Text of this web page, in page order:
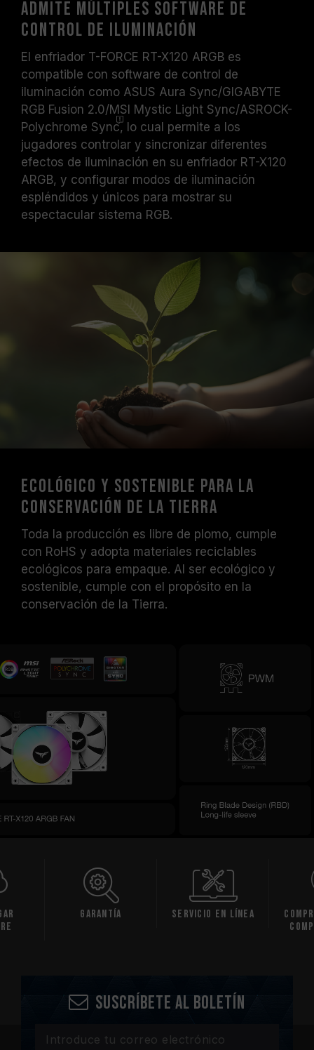
Admite múltiples software de
control de iluminación
El enfriador T-FORCE RT-X120 ARGB es
compatible con software de control de
iluminación como ASUS Aura Sync/GIGABYTE
RGB Fusion 2.0/MSI Mystic Light Sync/ASROCK-
Polychrome Sync, lo cual permite a los
jugadores controlar y sincronizar diferentes
efectos de iluminación en su enfriador RT-X120
ARGB, y configurar modos de iluminación
espléndidos y únicos para mostrar su
espectacular sistema RGB.
Ecológico y sostenible para la
conservación de la Tierra
Toda la producción es libre de plomo, cumple
con RoHS y adopta materiales reciclables
ecológicos para empaque. Al ser ecológico y
sostenible, cumple con el propósito en la
conservación de la Tierra.
Garantía Servicio en línea
Suscríbete al boletín